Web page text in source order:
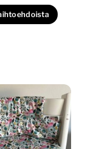
Voit
tehdä